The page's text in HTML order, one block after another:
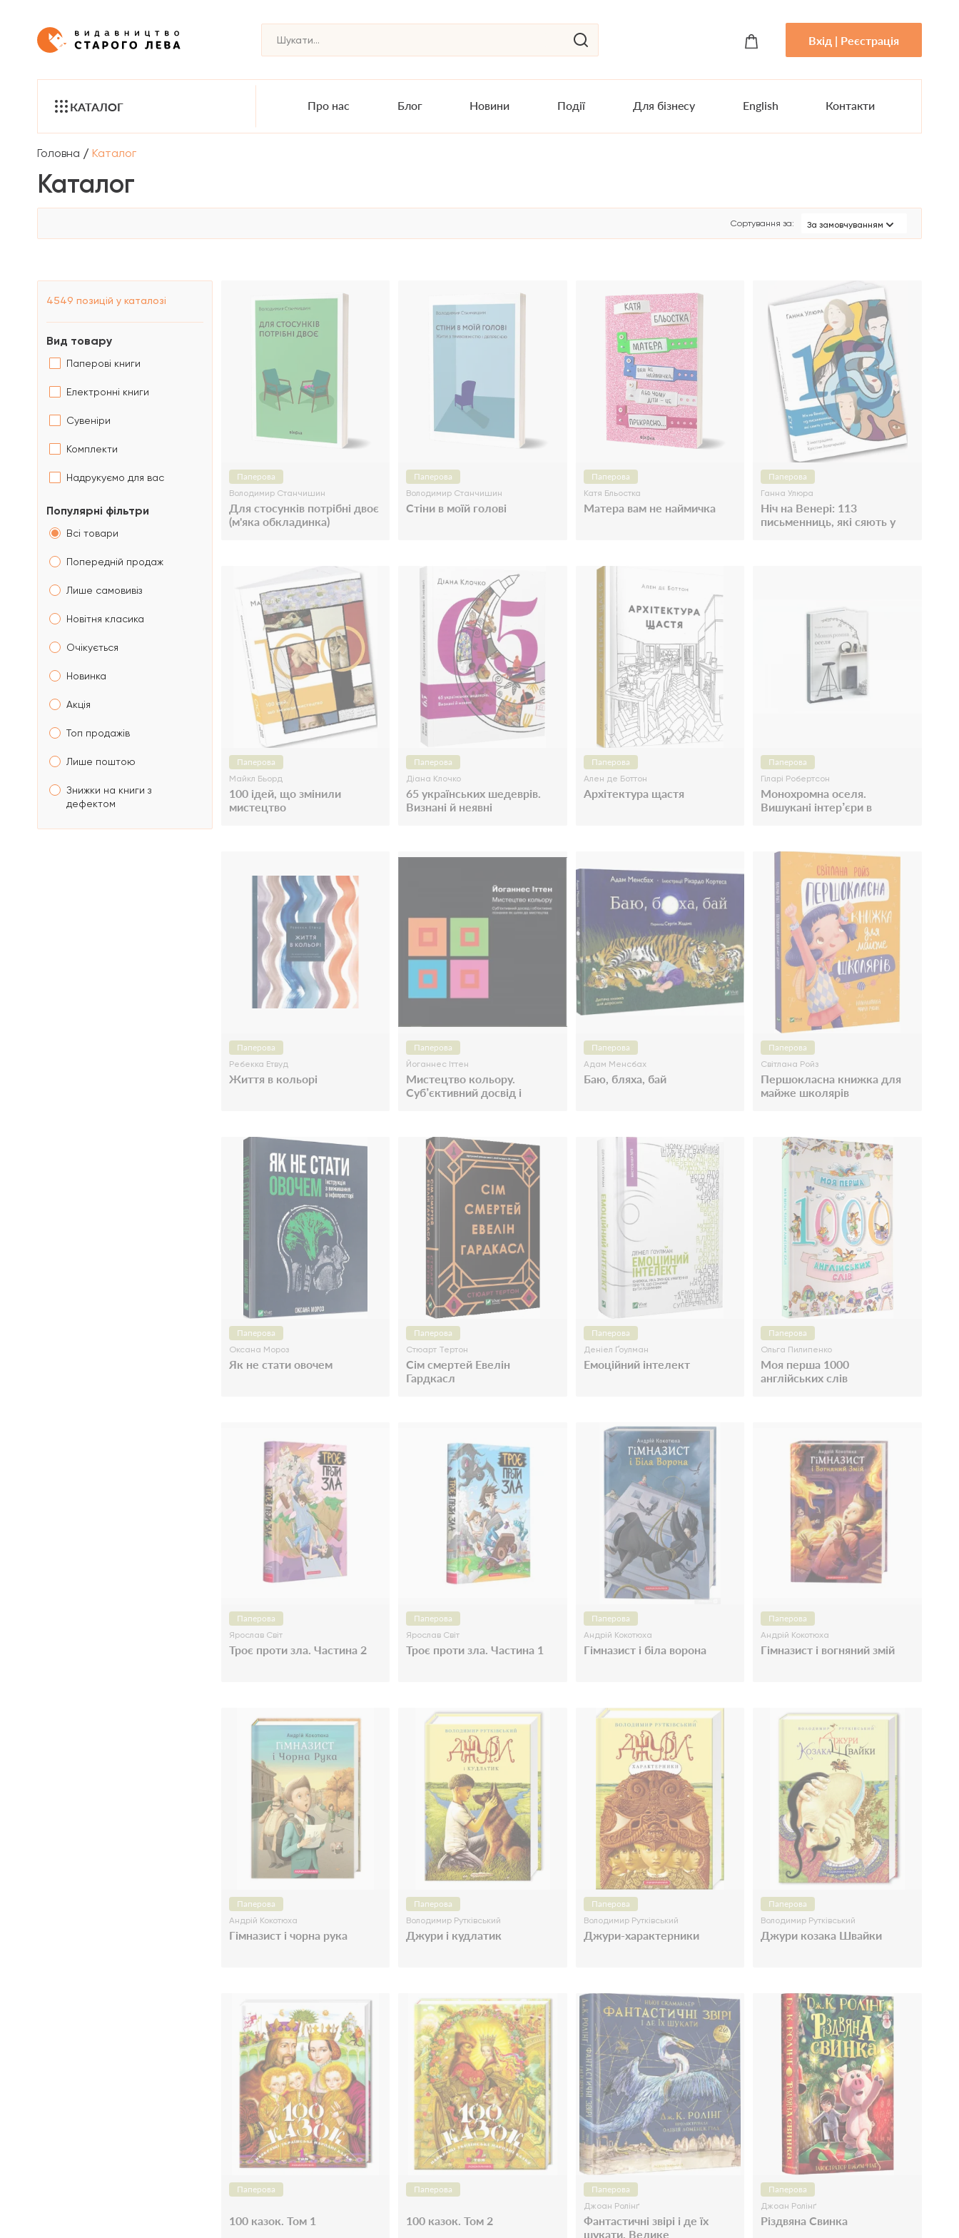
Вхід | Реєстрація
КАТАЛОГ Про нас Блог Новини Події Для бізнесу English Контакти
Головна / Каталог
Каталог
Сортування за: За замовчуванням
4549 позицій у каталозі
Вид товару
Паперові книги
Електронні книги
Сувеніри
Комплекти
Надрукуємо для вас
Популярні фільтри
Всі товари
Попередній продаж
Лише самовивіз
Новітня класика
Очікується
Новинка
Акція
Топ продажів
Лише поштою
Знижки на книги з
дефектом
Паперова
Володимир Станчишин
Для стосунків потрібні двоє
(м'яка обкладинка)
Паперова
Володимир Станчишин
Стіни в моїй голові
Паперова
Катя Бльостка
Матера вам не наймичка
Паперова
Ганна Улюра
Ніч на Венері: 113
письменниць, які сяють у
Паперова
Майкл Бьорд
100 ідей, що змінили
мистецтво
Паперова
Діана Клочко
65 українських шедеврів.
Визнані й неявні
Паперова
Ален де Боттон
Архітектура щастя
Паперова
Гіларі Робертсон
Монохромна оселя.
Вишукані інтер’єри в
Паперова
Ребекка Етвуд
Життя в кольорі
Паперова
Йоганнес Іттен
Мистецтво кольору.
Суб’єктивний досвід і
Паперова
Адам Менсбах
Баю, бляха, бай
Паперова
Світлана Ройз
Першокласна книжка для
майже школярів
Паперова
Оксана Мороз
Як не стати овочем
Паперова
Стюарт Тертон
Сім смертей Евелін
Гардкасл
Паперова
Деніел Ґоулман
Емоційний інтелект
Паперова
Ольга Пилипенко
Моя перша 1000
англійських слів
Паперова
Ярослав Світ
Троє проти зла. Частина 2
Паперова
Ярослав Світ
Троє проти зла. Частина 1
Паперова
Андрій Кокотюха
Гімназист і біла ворона
Паперова
Андрій Кокотюха
Гімназист і вогняний змій
Паперова
Андрій Кокотюха
Гімназист і чорна рука
Паперова
Володимир Рутківський
Джури і кудлатик
Паперова
Володимир Рутківський
Джури-характерники
Паперова
Володимир Рутківський
Джури козака Швайки
Паперова
100 казок. Том 1
Паперова
100 казок. Том 2
Паперова
Джоан Ролінґ
Фантастичні звірі і де їх
шукати. Велике
Паперова
Джоан Ролінґ
Різдвяна Свинка